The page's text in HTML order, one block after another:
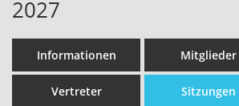
2027
Informationen Mitglieder
Vertreter Sitzungen